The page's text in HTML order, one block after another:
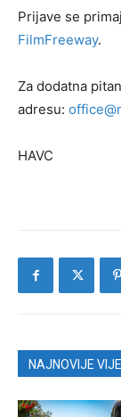
Prijave se
FilmFreeway.
Za dodatna
adresu:
HAVC
NAJNOVIJE